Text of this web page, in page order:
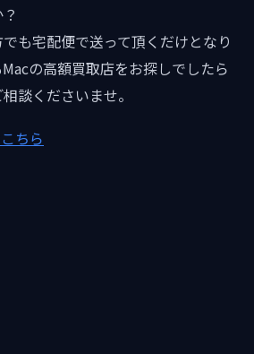
も宅配便で送って頂くだけとなり
の高額買取店をお探しでしたら
談くださいませ。
ちら